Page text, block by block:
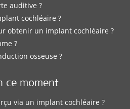
auditive ?
cochléaire ?
obtenir un implant cochléaire ?
?
osseuse ?
ce moment
via un implant cochléaire ?